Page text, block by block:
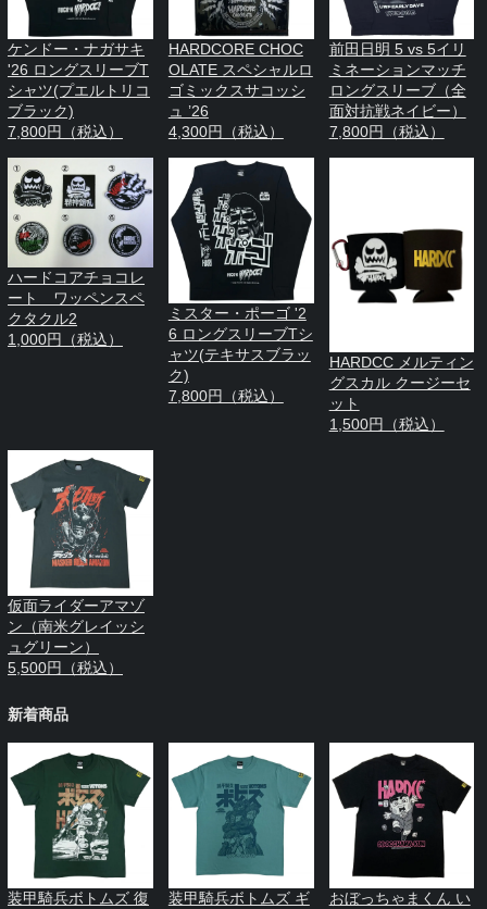
ケンドー・ナガサキ
'26 ロングスリーブT
シャツ(プエルトリコ
ブラック)
7,800円（税込）
HARDCORE CHOC
OLATE スペシャルロ
ゴミックスサコッシ
ュ ’26
4,300円（税込）
前田日明 5 vs 5イリ
ミネーションマッチ
ロングスリーブ（全
面対抗戦ネイビー）
7,800円（税込）
ハードコアチョコレ
ート ワッペンスペ
クタクル2
1,000円（税込）
ミスター・ポーゴ '2
6 ロングスリーブTシ
ャツ(テキサスブラッ
ク)
7,800円（税込）
HARDCC メルティン
グスカル クージーセ
ット
1,500円（税込）
仮面ライダーアマゾ
ン（南米グレイッシ
ュグリーン）
5,500円（税込）
新着商品
装甲騎兵ボトムズ 復
装甲騎兵ボトムズ ギ
おぼっちゃまくん い